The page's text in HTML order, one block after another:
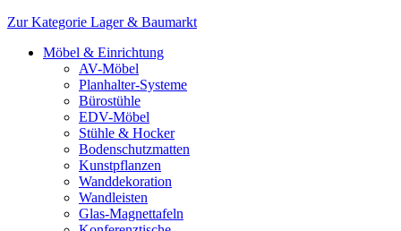
Zur Kategorie Lager & Baumarkt
Möbel & Einrichtung
AV-Möbel
Planhalter-Systeme
Bürostühle
EDV-Möbel
Stühle & Hocker
Bodenschutzmatten
Kunstpflanzen
Wanddekoration
Wandleisten
Glas-Magnettafeln